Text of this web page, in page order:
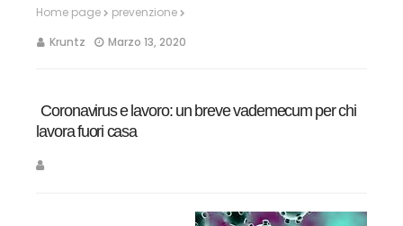
Home page
prevenzione
Kruntz
Marzo 13, 2020
Coronavirus e lavoro: un breve vademecum per chi
lavora fuori casa